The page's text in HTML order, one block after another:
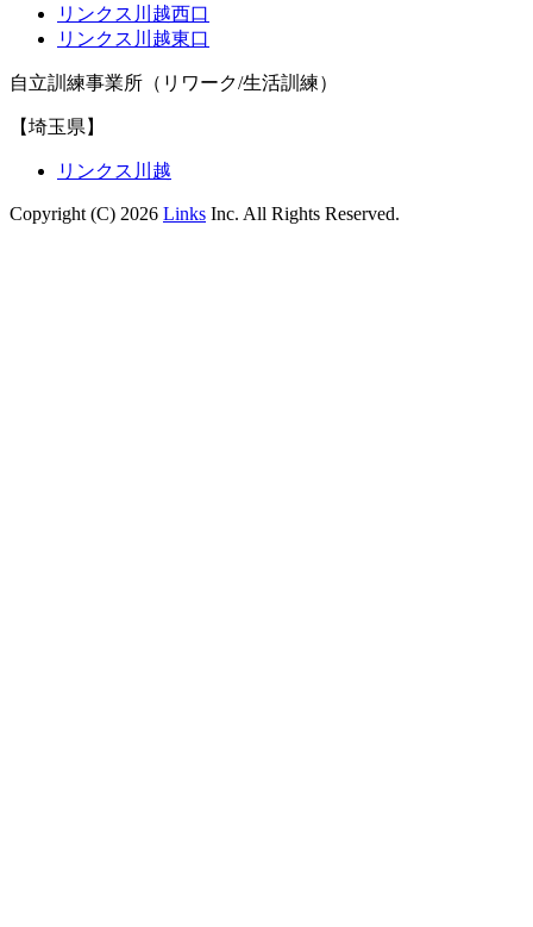
リンクス川越西口
リンクス川越東口
自立訓練事業所（リワーク/生活訓練）
【埼玉県】
リンクス川越
Copyright (C) 2026 Links Inc. All Rights Reserved.